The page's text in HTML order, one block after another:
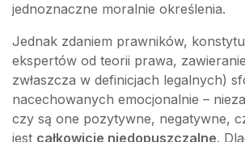
jednoznaczne moralnie określenia.
Jednak zdaniem prawników,
ekspertów od teorii prawa,
zwłaszcza w definicjach legalnych)
nacechowanych emocjonalnie –
czy są one pozytywne, negatywne,
jest całkowicie niedopuszczalne.